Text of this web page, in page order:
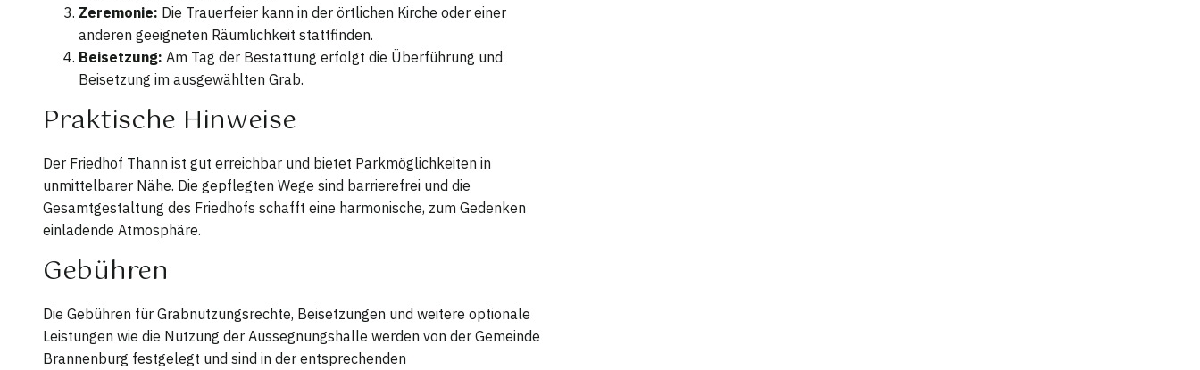
Zeremonie: Die Trauerfeier kann in der örtlichen Kirche oder einer
anderen geeigneten Räumlichkeit stattfinden.
Beisetzung: Am Tag der Bestattung erfolgt die Überführung und
Beisetzung im ausgewählten Grab.
Praktische Hinweise
Der Friedhof Thann ist gut erreichbar und bietet Parkmöglichkeiten in
unmittelbarer Nähe. Die gepflegten Wege sind barrierefrei und die
Gesamtgestaltung des Friedhofs schafft eine harmonische, zum Gedenken
einladende Atmosphäre.
Gebühren
Die Gebühren für Grabnutzungsrechte, Beisetzungen und weitere optionale
Leistungen wie die Nutzung der Aussegnungshalle werden von der Gemeinde
Brannenburg festgelegt und sind in der entsprechenden